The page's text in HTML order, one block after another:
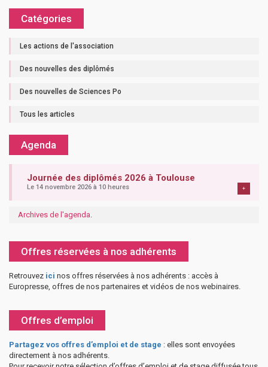
Catégories
Les actions de l'association
Des nouvelles des diplômés
Des nouvelles de Sciences Po
Tous les articles
Agenda
Journée des diplômés 2026 à Toulouse
Le 14 novembre 2026 à 10 heures +
Archives de l'agenda.
Offres réservées à nos adhérents
Retrouvez ici nos offres réservées à nos adhérents : accès à
Europresse, offres de nos partenaires et vidéos de nos webinaires.
Offres d’emploi
Partagez vos offres d’emploi et de stage : elles sont envoyées
directement à nos adhérents.